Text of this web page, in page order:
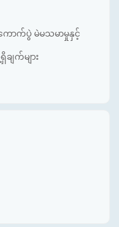
ောက်ပွဲ မဲမသမာမှုနှင့်
ျက်များ